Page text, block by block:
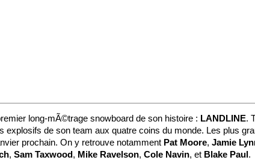
long-mÃ©trage snowboard de son histoire : LANDLINE.
de son team aux quatre coins du monde. Les plus
prochain. On y retrouve notamment Pat Moore, Jamie
, Sam Taxwood, Mike Ravelson, Cole Navin, et Blake Paul.